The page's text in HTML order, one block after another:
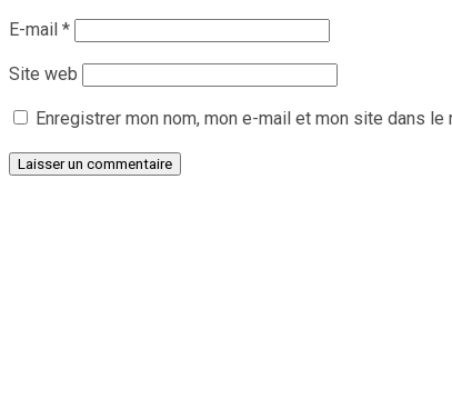
E-mail *
Site web
Enregistrer mon nom, mon e-mail et mon site dans